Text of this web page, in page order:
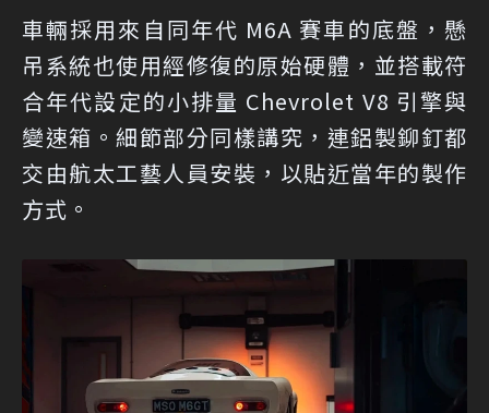
車輛採用來自同年代 M6A 賽車的底盤，懸
吊系統也使用經修復的原始硬體，並搭載符
合年代設定的小排量 Chevrolet V8 引擎與
變速箱。細節部分同樣講究，連鋁製鉚釘都
交由航太工藝人員安裝，以貼近當年的製作
方式。